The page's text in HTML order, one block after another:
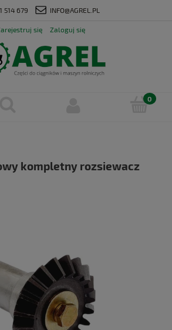
514 679 INFO@AGREL.PL
się Zaloguj się
kompletny rozsiewacz